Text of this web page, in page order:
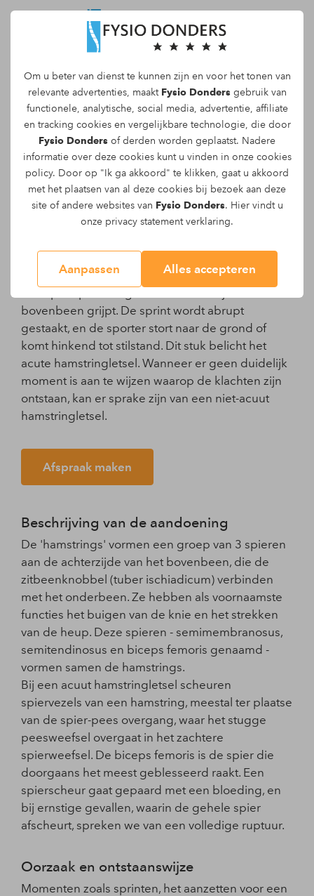
Om u beter van dienst te kunnen zijn en voor het tonen van
relevante advertenties, maakt Fysio Donders gebruik van
functionele, analytische, social media, advertentie, affiliate
en tracking cookiesen vergelijkbare technologie, die door
Fysio Donders of derden worden geplaatst. Nadere
informatie over deze cookies kunt u vinden in onze cookies
policy. Door op "Ik ga akkoord" te klikken, gaat u akkoord
met het plaatsen van al deze cookies bij bezoek aan deze
site of andere websites van Fysio Donders. Hier vindt u
onze privacy statementverklaring.
Aanpassen Alles accepteren
Maak een afspraak
Acute hamstringblessure
Acuut hamstring letsel
voor tijdens het sporten. Iedereen is bekend met
het beeld van een voetballer of atleet die tijdens
bovenbeen grijpt. De sprint wordt abrupt
gestaakt, en de sporter stort naar de grond of
komt hinkend tot stilstand. Dit stuk belicht het
acute hamstringletsel. Wanneer er geen duidelijk
moment is aan te wijzen waarop de klachten zijn
ontstaan, kan er sprake zijn van een niet-acuut
hamstringletsel.
Afspraak maken
Beschrijving van de aandoening
De 'hamstrings' vormen een groep van 3 spieren
aan de achterzijde van het bovenbeen, die de
zitbeenknobbel (tuber ischiadicum) verbinden
met het onderbeen. Ze hebben als voornaamste
functies het buigen van de knie en het strekken
van de heup. Deze spieren - semimembranosus,
semitendinosus en biceps femoris genaamd -
vormen samen de hamstrings.
Bij een acuut hamstringletsel scheuren
spiervezels van een hamstring, meestal ter plaatse
van de spier-pees overgang, waar het stugge
peesweefsel overgaat in het zachtere
spierweefsel. De biceps femoris is de spier die
doorgaans het meest geblesseerd raakt. Een
spierscheur gaat gepaard met een bloeding, en
bij ernstige gevallen, waarin de gehele spier
afscheurt, spreken we van een volledige ruptuur.
Oorzaak en ontstaanswijze
Momenten zoals sprinten, het aanzetten voor een